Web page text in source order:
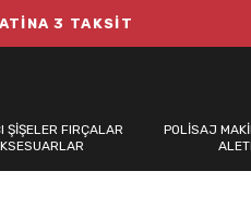
3 TAKSİT
ŞİŞELER FIRÇALAR
POLİSAJ